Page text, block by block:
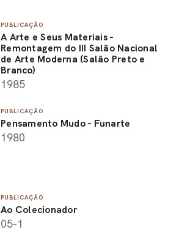
PUBLICAÇÃO
A Arte e Seus Materiais -
Remontagem do III Salão Nacional
de Arte Moderna (Salão Preto e
Branco)
1985
PUBLICAÇÃO
Pensamento Mudo - Funarte
1980
PUBLICAÇÃO
Ao Colecionador
05-1